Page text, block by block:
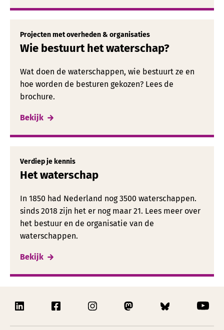
Projecten met overheden & organisaties
Wie bestuurt het waterschap?
Wat doen de waterschappen, wie bestuurt ze en
hoe worden de besturen gekozen? Lees de
brochure.
Bekijk
Verdiep je kennis
Het waterschap
In 1850 had Nederland nog 3500 waterschappen.
sinds 2018 zijn het er nog maar 21. Lees meer over
het bestuur en de organisatie van de
waterschappen.
Bekijk